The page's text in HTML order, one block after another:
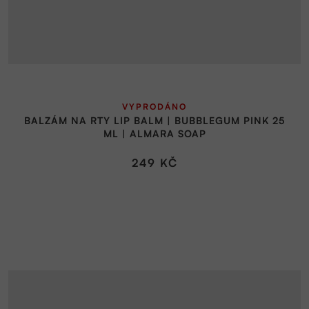
BALZÁM NA RTY LIP BALM | BUBBLEGUM PINK 25
ML | ALMARA SOAP
hodnocení
produktu
5,0
VYPRODÁNO
249 KČ